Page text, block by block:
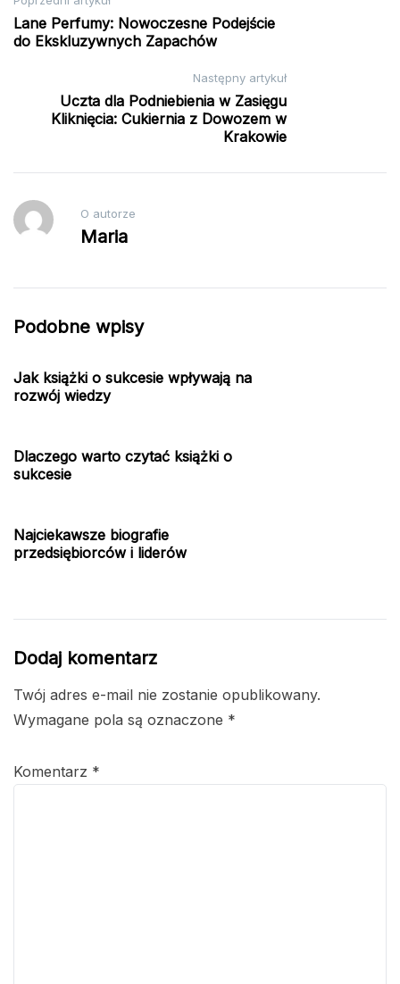
wpisu
Lane Perfumy: Nowoczesne Podejście
do Ekskluzywnych Zapachów
Następny artykuł
Uczta dla Podniebienia w Zasięgu
Kliknięcia: Cukiernia z Dowozem w
Krakowie
O autorze
Maria
Podobne wpisy
Jak książki o sukcesie wpływają na
rozwój wiedzy
Dlaczego warto czytać książki o
sukcesie
Najciekawsze biografie
przedsiębiorców i liderów
Dodaj komentarz
Twój adres e-mail nie zostanie opublikowany.
Wymagane pola są oznaczone *
Komentarz *